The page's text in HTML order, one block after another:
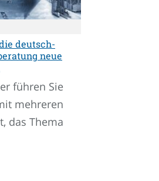
deutsch-
neue
führen Sie
mehreren
das Thema